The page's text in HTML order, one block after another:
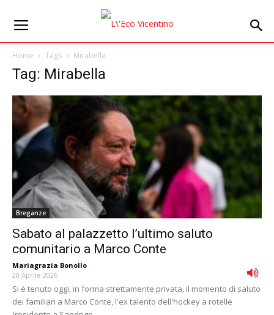
Home Tags Mirabella
Tag: Mirabella
Breganze
Sabato al palazzetto l’ultimo saluto
comunitario a Marco Conte
Mariagrazia Bonollo -
20 Aprile 2026
Si è tenuto oggi, in forma strettamente privata, il momento di saluto
dei familiari a Marco Conte, l'ex talento dell'hockey a rotelle